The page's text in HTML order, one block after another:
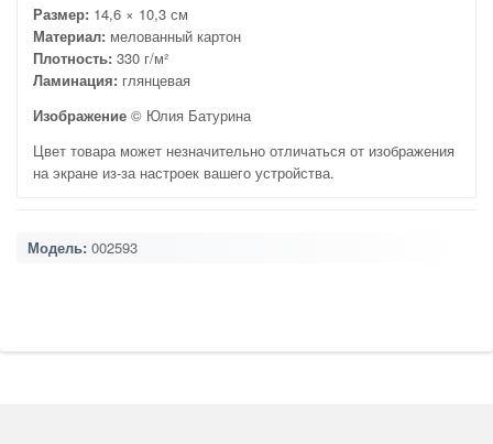
Размер: 14,6 × 10,3 см
Материал: мелованный картон
Плотность: 330 г/м²
Ламинация: глянцевая
Изображение © Юлия Батурина
Цвет товара может незначительно отличаться от изображения
на экране из-за настроек вашего устройства.
Модель: 002593